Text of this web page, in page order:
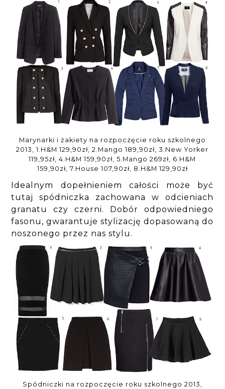
Marynarki i żakiety na rozpoczęcie roku szkolnego
2013, 1.H&M 129,90zł, 2.Mango 189,90zł, 3.New Yorker
119,95zł, 4.H&M 159,90zł, 5.Mango 269zł, 6.H&M
159,90zł, 7.House 107,90zł, 8.H&M 129,90zł
Idealnym dopełnieniem całości może być
tutaj spódniczka zachowana w odcieniach
granatu czy czerni. Dobór odpowiedniego
fasonu, gwarantuje stylizację dopasowaną do
noszonego przez nas stylu.
Spódniczki na rozpoczęcie roku szkolnego 2013,